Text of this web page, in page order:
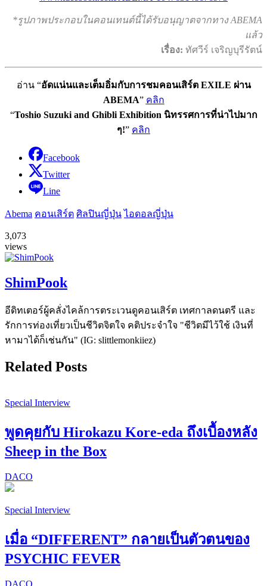
*รูปภาพประกอบในคอนเทนต์นี้ได้รับอนุญาตจากทาง ABEMA
แล้ว
เรื่อง: ทัศวีร์ เจริญบุรีรัตน์
อ่าน “อัดแน่นและเต็มอิ่มกับการชมคอนเสิร์ต EXILE ผ่าน
ABEMA” คลิก
“Toshio Suzuki and Ghibli Exhibition นิทรรศการที่น่าไปมาก
ๆ!” คลิก
Facebook
Twitter
Line
Abema คอนเสิร์ต ศิลปินญี่ปุ่น ไอดอลญี่ปุ่น
3,073
views
ShimPook
อีดิทเตอร์ผู้คลั่งไคล้การตระเวนดูคอนเสิร์ต เทศกาลดนตรี และ
รักการท่องเที่ยวเป็นชีวิตจิตใจ คติประจำใจ "ชีวิตมีไว้ใช้ เงินที่
หามาได้ก็เช่นกัน" (IG: slittlemonkiiez)
Related Posts
Special Interview
พูดคุยกับ Hirokazu Kore-eda ถึงเบื้องหลัง
Sheep in the Box
DACO
Special Interview
เมื่อ “DIFFERENT” กลายเป็นตัวตนของ
PSYCHIC FEVER
DACO